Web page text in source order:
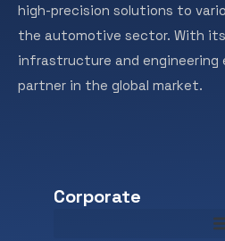
high-precision solutions to
the automotive sector. With
infrastructure and engineering
partner in the global market.
Corporate